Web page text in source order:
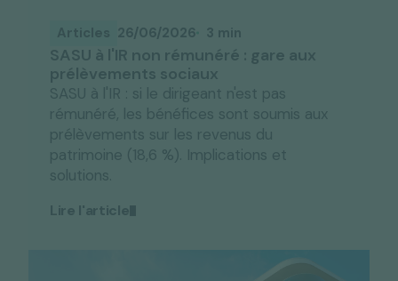
Articles 26/06/2026 3 min
SASU à l'IR non rémunéré : gare aux
prélèvements sociaux
SASU à l'IR : si le dirigeant n'est pas
rémunéré, les bénéfices sont soumis aux
prélèvements sur les revenus du
patrimoine (18,6 %). Implications et
solutions.
Lire l'article